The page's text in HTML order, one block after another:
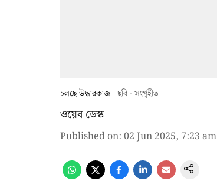
চলছে উদ্ধারকাজ ছবি - সংগৃহীত
ওয়েব ডেস্ক
Published on: 02 Jun 2025, 7:23 am